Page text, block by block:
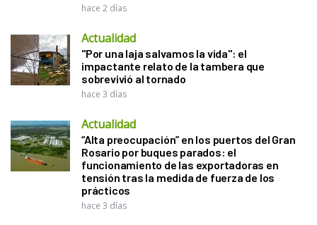
hace 2 días
Actualidad
"Por una laja salvamos la vida": el
impactante relato de la tambera que
sobrevivió al tornado
hace 3 días
Actualidad
“Alta preocupación” en los puertos del Gran
Rosario por buques parados: el
funcionamiento de las exportadoras en
tensión tras la medida de fuerza de los
prácticos
hace 3 días